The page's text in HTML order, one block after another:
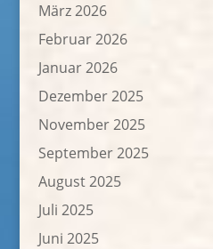
März 2026
Februar 2026
Januar 2026
Dezember 2025
November 2025
September 2025
August 2025
Juli 2025
Juni 2025